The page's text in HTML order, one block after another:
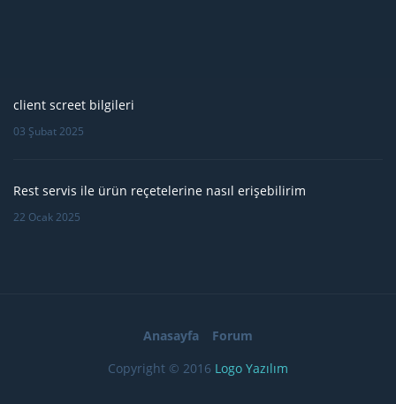
client screet bilgileri
03 Şubat 2025
Rest servis ile ürün reçetelerine nasıl erişebilirim
22 Ocak 2025
Anasayfa
Forum
Copyright © 2016 Logo Yazılım